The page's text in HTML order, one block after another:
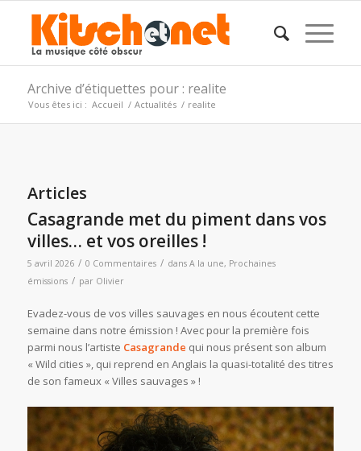
Archive d’étiquettes pour : realite
Vous êtes ici : Accueil / Actualités / realite
Articles
Casagrande met du piment dans vos
villes… et vos oreilles !
5 avril 2026 / 0 Commentaires / dans A la une, Prochaines
émissions / par Olivier
Evadez-vous de vos villes sauvages en nous écoutent cette
semaine dans notre émission ! Avec pour la première fois
parmi nous l’artiste Casagrande qui nous présent son album
« Wild cities », qui reprend en Anglais la quasi-totalité des titres
de son fameux « Villes sauvages » !